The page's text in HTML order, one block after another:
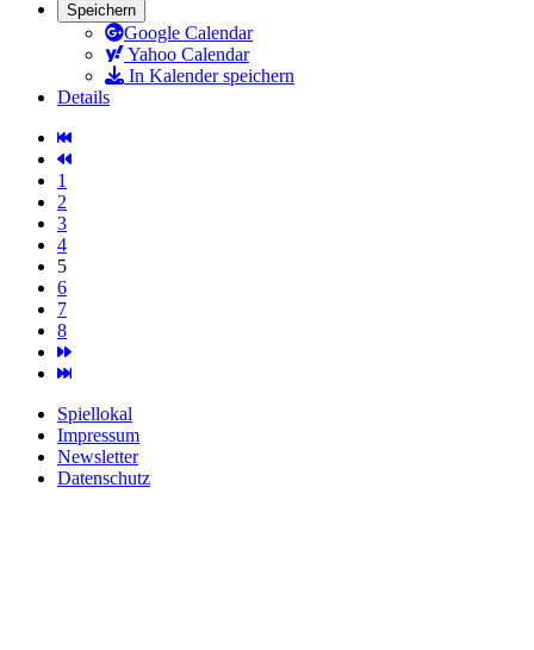
Speichern
Google Calendar
Yahoo Calendar
In Kalender speichern
Details
1
2
3
4
5
6
7
8
Spiellokal
Impressum
Newsletter
Datenschutz